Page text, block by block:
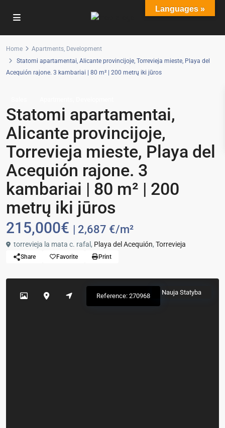
Home Apartments, Development
Statomi apartamentai, Alicante provincijoje, Torrevieja mieste, Playa del
Acequión rajone. 3 kambariai | 80 m² | 200 metrų iki jūros
Statomi apartamentai,
Alicante provincijoje,
Torrevieja mieste, Playa del
Acequión rajone. 3
kambariai | 80 m² | 200
metrų iki jūros
215,000€ | 2,687 €/m²
torrevieja la mata c. rafal, Playa del Acequión, Torrevieja
Share Favorite Print
Nauja Statyba
Reference: 270968
Languages »